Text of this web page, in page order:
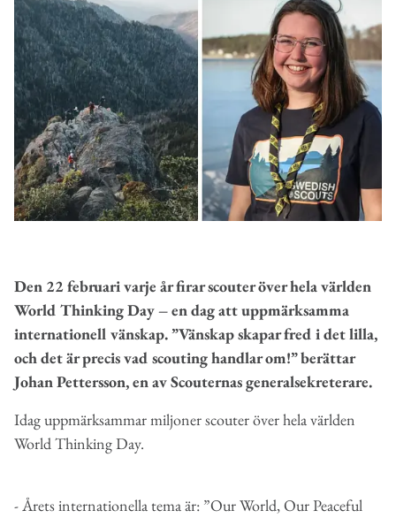
Den 22 februari varje år firar scouter över hela världen
World ThinkingDay – endag attuppmärksamma
internationell vänskap. ”Vänskap skapar fred i det lilla,
och det är precis vad scoutinghandlar om!”berättar
Johan Pettersson,en av Scouternas generalsekreterare.
Idag uppmärksammar miljoner scouter över hela världen
World Thinking Day.
- Årets internationella tema är: ”Our World, Our Peaceful